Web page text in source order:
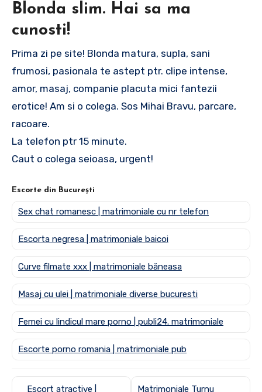
Blonda slim. Hai sa ma
cunosti!
Prima zi pe site! Blonda matura, supla, sani
frumosi, pasionala te astept ptr. clipe intense,
amor, masaj, companie placuta mici fantezii
erotice! Am si o colega. Sos Mihai Bravu, parcare,
racoare.
La telefon ptr 15 minute.
Caut o colega seioasa, urgent!
Escorte din București
Sex chat romanesc | matrimoniale cu nr telefon
Escorta negresa | matrimoniale baicoi
Curve filmate xxx | matrimoniale băneasa
Masaj cu ulei | matrimoniale diverse bucuresti
Femei cu lindicul mare porno | publi24. matrimoniale
Escorte porno romania | matrimoniale pub
Escort atractive |
Matrimoniale Turnu